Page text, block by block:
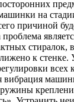
на
причиной
стиралок,
к
всех